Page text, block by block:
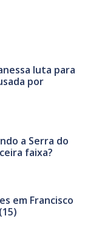
luta para
por
a Serra do
faixa?
em Francisco